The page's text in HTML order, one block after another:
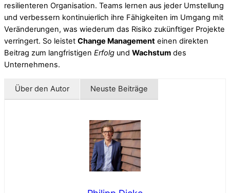
resilienteren Organisation. Teams lernen aus jeder Umstellung
und verbessern kontinuierlich ihre Fähigkeiten im Umgang mit
Veränderungen, was wiederum das Risiko zukünftiger Projekte
verringert. So leistet Change Management einen direkten
Beitrag zum langfristigen Erfolg und Wachstum des
Unternehmens.
Über den Autor Neuste Beiträge